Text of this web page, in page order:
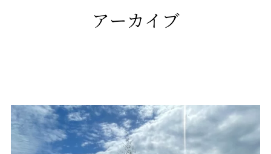
アーカイブ